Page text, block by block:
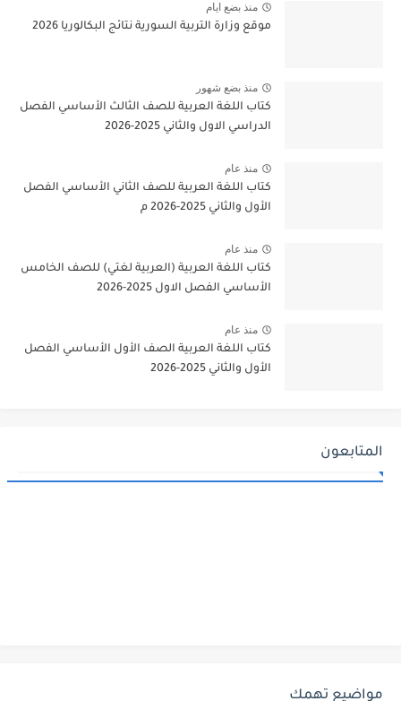
منذ بضع ايام
موقع وزارة التربية السورية نتائج البكالوريا 2026
منذ بضع شهور
كتاب اللغة العربية للصف الثالث الأساسي الفصل
الدراسي الاول والثاني 2025-2026
منذ عام
كتاب اللغة العربية للصف الثاني الأساسي الفصل
الأول والثاني 2025-2026 م
منذ عام
كتاب اللغة العربية (العربية لغتي) للصف الخامس
الأساسي الفصل الاول 2025-2026
منذ عام
كتاب اللغة العربية الصف الأول الأساسي الفصل
الأول والثاني 2025-2026
المتابعون
مواضيع تهمك